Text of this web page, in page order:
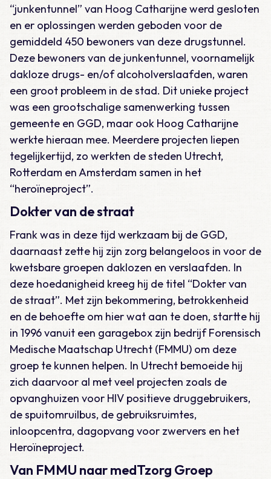
“junkentunnel” van Hoog Catharijne werd gesloten
en er oplossingen werden geboden voor de
gemiddeld 450 bewoners van deze drugstunnel.
Deze bewoners van de junkentunnel, voornamelijk
dakloze drugs- en/of alcoholverslaafden, waren
een groot probleem in de stad. Dit unieke project
was een grootschalige samenwerking tussen
gemeente en GGD, maar ook Hoog Catharijne
werkte hieraan mee. Meerdere projecten liepen
tegelijkertijd, zo werkten de steden Utrecht,
Rotterdam en Amsterdam samen in het
“heroïneproject”.
Dokter van de straat
Frank was in deze tijd werkzaam bij de GGD,
daarnaast zette hij zijn zorg belangeloos in voor de
kwetsbare groepen daklozen en verslaafden. In
deze hoedanigheid kreeg hij de titel “Dokter van
de straat”. Met zijn bekommering, betrokkenheid
en de behoefte om hier wat aan te doen, startte hij
in 1996 vanuit een garagebox zijn bedrijf Forensisch
Medische Maatschap Utrecht (FMMU) om deze
groep te kunnen helpen. In Utrecht bemoeide hij
zich daarvoor al met veel projecten zoals de
opvanghuizen voor HIV positieve druggebruikers,
de spuitomruilbus, de gebruiksruimtes,
inloopcentra, dagopvang voor zwervers en het
Heroïneproject.
Van FMMU naar medTzorg Groep